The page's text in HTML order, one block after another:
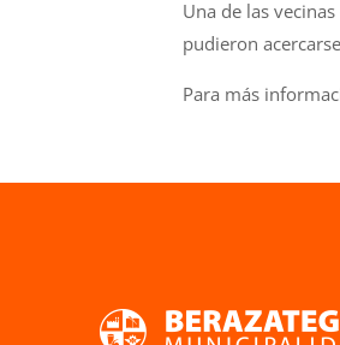
Una de las
pudieron
Para más